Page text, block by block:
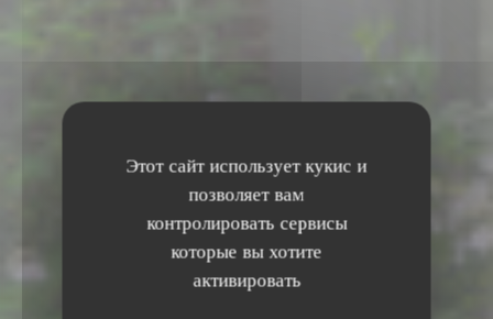
Этот сайт использует кукис и
позволяет вам
контролировать сервисы
которые вы хотите
активировать
ИТАЛЬЯНСКИЙ РЕСТОРАН